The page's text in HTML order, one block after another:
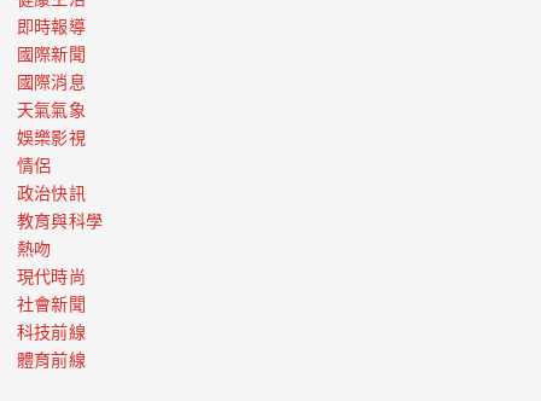
即時報導
國際新聞
國際消息
天氣氣象
娛樂影視
情侶
政治快訊
教育與科學
熱吻
現代時尚
社會新聞
科技前線
體育前線